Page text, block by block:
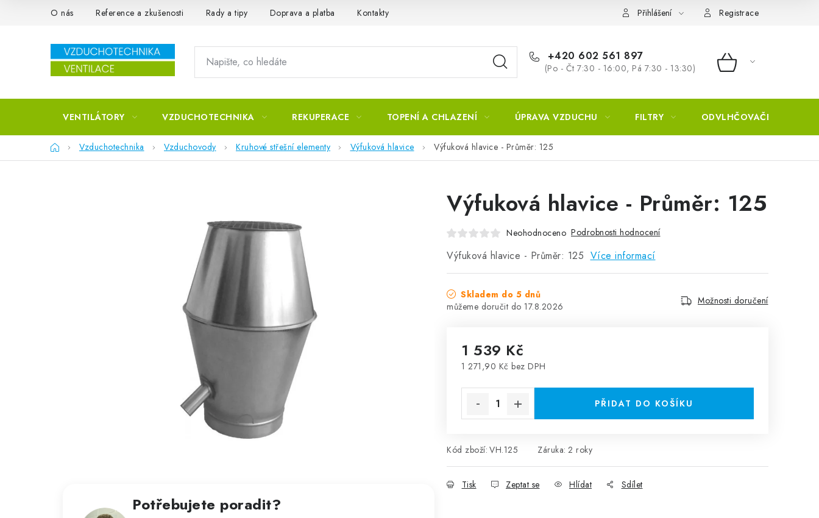
Přejít na obsahO nás Reference a zkušenosti Rady a tipy Doprava a platba Kontakty Přihlášení Registrace
+420 602 561 897
(Po - Čt 7:30 - 16:00, Pá 7:30 - 13:30) NÁKUPNÍ
VENTILÁTORY VZDUCHOTECHNIKA REKUPERACE TOPENÍ A CHLAZENÍ ÚPRAVA VZDUCHU FILTRY ODVLHČOVAČE
DomůVzduchotechnika Vzduchovody Kruhové střešní elementy Výfuková hlavice Výfuková hlavice - Průměr: 125
Výfuková hlavice - Průměr: 125
Neohodnoceno Podrobnosti hodnocení
Výfuková hlavice - Průměr: 125 Více informací
Skladem do 5 dnů
17.8.2026
Možnosti doručení
1 539 Kč
1 271,90 Kč bez DPH
PŘIDAT DO KOŠÍKU
Kód zboží: VH.125 Záruka: 2 roky
Tisk Zeptat se Hlídat Sdílet
Potřebujete poradit?